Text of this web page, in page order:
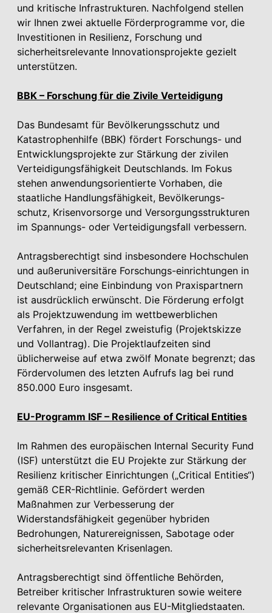
und kritische Infrastrukturen. Nachfolgend stellen
wir Ihnen zwei aktuelle Förderprogramme vor, die
Investitionen in Resilienz, Forschung und
sicherheitsrelevante Innovationsprojekte gezielt
unterstützen.
BBK – Forschung für die Zivile Verteidigung
Das Bundesamt für Bevölkerungsschutz und
Katastrophenhilfe (BBK) fördert Forschungs- und
Entwicklungsprojekte zur Stärkung der zivilen
Verteidigungsfähigkeit Deutschlands. Im Fokus
stehen anwendungsorientierte Vorhaben, die
staatliche Handlungsfähigkeit, Bevölkerungs-
schutz, Krisenvorsorge und Versorgungsstrukturen
im Spannungs- oder Verteidigungsfall verbessern.
Antragsberechtigt sind insbesondere Hochschulen
und außeruniversitäre Forschungs-einrichtungen in
Deutschland; eine Einbindung von Praxispartnern
ist ausdrücklich erwünscht. Die Förderung erfolgt
als Projektzuwendung im wettbewerblichen
Verfahren, in der Regel zweistufig (Projektskizze
und Vollantrag). Die Projektlaufzeiten sind
üblicherweise auf etwa zwölf Monate begrenzt; das
Fördervolumen des letzten Aufrufs lag bei rund
850.000 Euro insgesamt.
EU-Programm ISF – Resilience of Critical Entities
Im Rahmen des europäischen Internal Security Fund
(ISF) unterstützt die EU Projekte zur Stärkung der
Resilienz kritischer Einrichtungen („Critical Entities“)
gemäß CER-Richtlinie. Gefördert werden
Maßnahmen zur Verbesserung der
Widerstandsfähigkeit gegenüber hybriden
Bedrohungen, Naturereignissen, Sabotage oder
sicherheitsrelevanten Krisenlagen.
Antragsberechtigt sind öffentliche Behörden,
Betreiber kritischer Infrastrukturen sowie weitere
relevante Organisationen aus EU-Mitgliedstaaten.